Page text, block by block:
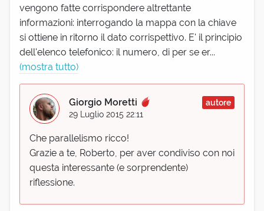
vengono fatte corrispondere altrettante
informazioni: interrogando la mappa con la chiave
si ottiene in ritorno il dato corrispettivo. E' il principio
dell'elenco telefonico: il numero, di per se er...
(mostra tutto)
Giorgio Moretti
autore
29 Luglio 2015 22:11
Che parallelismo ricco!
Grazie a te, Roberto, per aver condiviso con noi
questa interessante (e sorprendente)
riflessione.